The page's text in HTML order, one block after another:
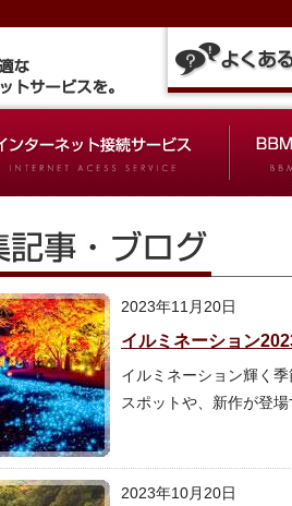
2023年11月20日
イルミネーション
イルミネーション輝く
スポットや、新作が登
2023年10月20日